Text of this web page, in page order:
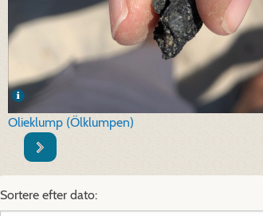
Olieklump (Ölklumpen)
Sortere efter dato: